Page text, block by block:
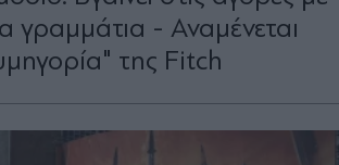
γραμμάτια - Αναμένεται
της Fitch